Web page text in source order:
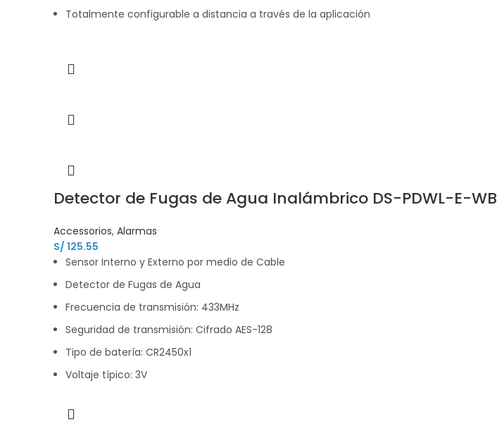
Totalmente configurable a distancia a través de la aplicación
Detector de Fugas de Agua Inalámbrico DS-PDWL-E-WB
Accessorios, Alarmas
S/ 125.55
Sensor Interno y Externo por medio de Cable
Detector de Fugas de Agua
Frecuencia de transmisión: 433MHz
Seguridad de transmisión: Cifrado AES-128
Tipo de batería: CR2450x1
Voltaje típico: 3V